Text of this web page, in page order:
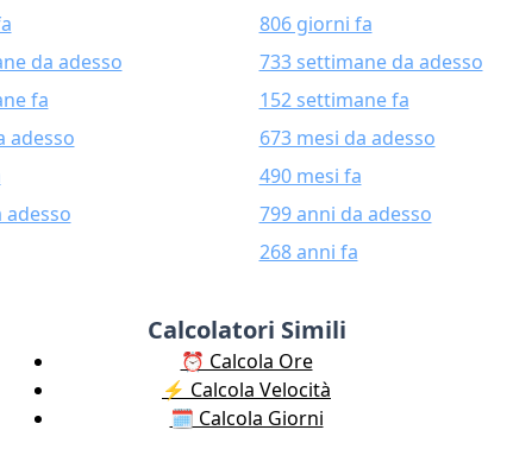
da adesso
fa
adesso
adesso
806 giorni fa
733 settimane da adesso
152 settimane fa
673 mesi da adesso
490 mesi fa
799 anni da adesso
268 anni fa
Calcolatori Simili
⏰ Calcola Ore
⚡️ Calcola Velocità
🗓️ Calcola Giorni